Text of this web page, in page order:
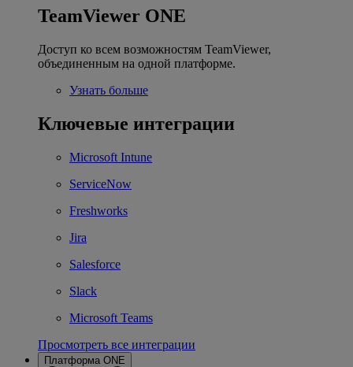
TeamViewer ONE
Доступ ко всем возможностям TeamViewer,
объединенным на одной платформе.
Узнать больше
Ключевые интеграции
Microsoft Intune
ServiceNow
Freshworks
Jira
Salesforce
Slack
Microsoft Teams
Просмотреть все интеграции
Платформа ONE